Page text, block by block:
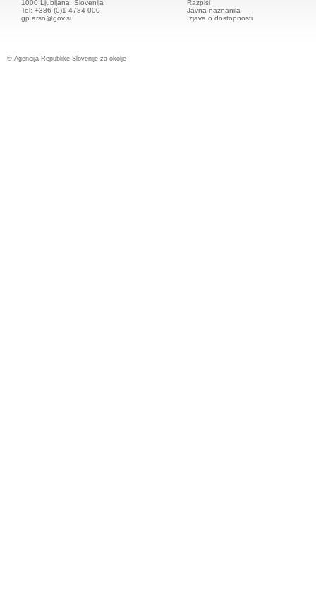
1000 Ljubljana, Slovenija
Tel: +386 (0)1 4784 000
gp.arso@gov.si
Razpisi
Javna naznanila
Izjava o dostopnosti
© Agencija Republike Slovenije za okolje